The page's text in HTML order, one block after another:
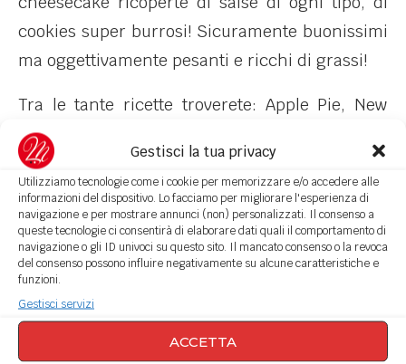
Gestisci la tua privacy
Utilizziamo tecnologie come i cookie per memorizzare e/o accedere alle
informazioni del dispositivo. Lo facciamo per migliorare l'esperienza di
navigazione e per mostrare annunci (non) personalizzati. Il consenso a
queste tecnologie ci consentirà di elaborare dati quali il comportamento di
navigazione o gli ID univoci su questo sito. Il mancato consenso o la revoca
del consenso possono influire negativamente su alcune caratteristiche e
funzioni.
Gestisci servizi
ACCETTA
cookies super burrosi! Sicuramente buonissimi
ma oggettivamente pesanti e ricchi di grassi!
Tra le tante ricette troverete: Apple Pie, New
York Cheese-cake, Angel Cake, Carrot Cake,
Chiffon Cake, Muffin, Cookies e tante altre
ricette americane.
Federica ha selezionato le più conosciute
ricette dolci d’oltreoceano e le ha rivisitate
rendendole adatte anche agli intolleranti e ai
vegani, più leggere efacilmente digeribili, ma
soprattutto più salutari senza perdere il loro